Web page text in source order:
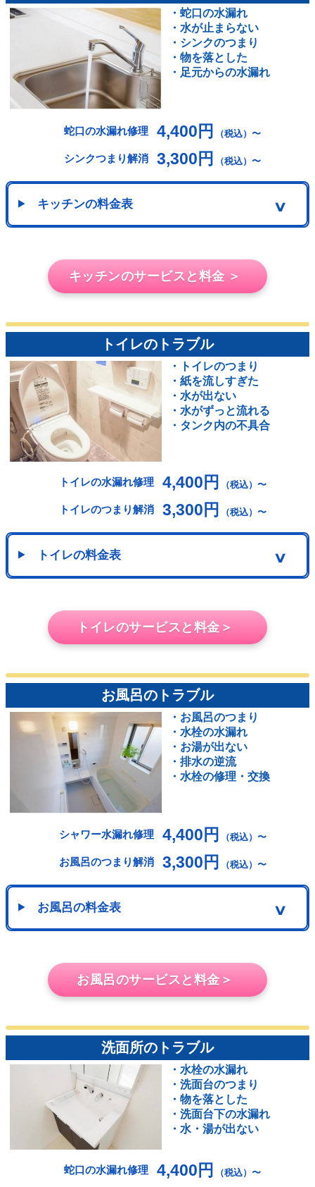
・蛇口の水漏れ
・水が止まらない
・シンクのつまり
・物を落とした
・足元からの水漏れ
蛇口の水漏れ修理 4,400円 （税込）〜
シンクつまり解消 3,300円 （税込）〜
キッチンの料金表 ∨
キッチンのサービスと料金 ＞
トイレのトラブル
・トイレのつまり
・紙を流しすぎた
・水が出ない
・水がずっと流れる
・タンク内の不具合
トイレの水漏れ修理 4,400円 （税込）〜
トイレのつまり解消 3,300円 （税込）〜
トイレの料金表 ∨
トイレのサービスと料金＞
お風呂のトラブル
・お風呂のつまり
・水栓の水漏れ
・お湯が出ない
・排水の逆流
・水栓の修理・交換
シャワー水漏れ修理 4,400円 （税込）〜
お風呂のつまり解消 3,300円 （税込）〜
お風呂の料金表 ∨
お風呂のサービスと料金＞
洗面所のトラブル
・水栓の水漏れ
・洗面台のつまり
・物を落とした
・洗面台下の水漏れ
・水・湯が出ない
蛇口の水漏れ修理 4,400円 （税込）〜